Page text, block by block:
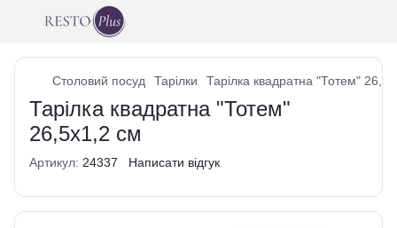
Столовий посуд Тарілки Тарілка квадратна "Тотем"
Тарілка квадратна "Тотем"
26,5х1,2 см
Артикул: 24337 Написати відгук